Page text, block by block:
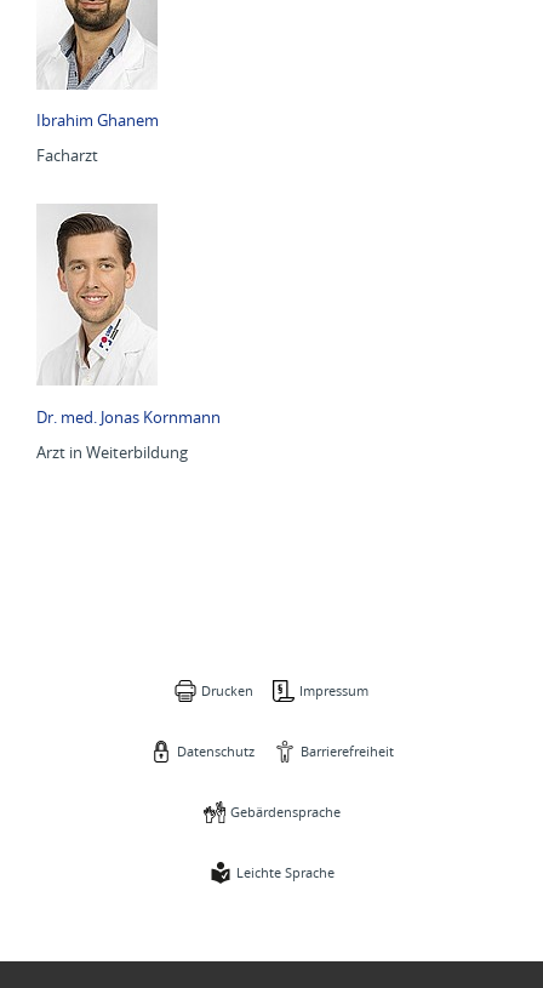
Ibrahim Ghanem
Facharzt
Dr. med. Jonas Kornmann
Arzt in Weiterbildung
Drucken Impressum
Datenschutz Barrierefreiheit
Gebärdensprache
Leichte Sprache